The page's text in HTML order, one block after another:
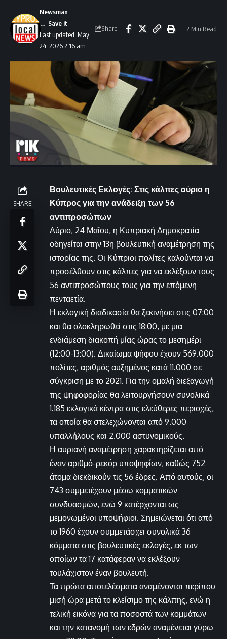
Last updated: May
24, 2026 2:16 am
Newsman
Share 2 Min Read
SHARE
Βουλευτικές Εκλογές: Στις κάλπες αύριο η
Κύπρος για την ανάδειξη των 56
αντιπροσώπων
Αύριο, 24 Μαΐου, η Κυπριακή Δημοκρατία
οδηγείται στην 13η βουλευτική αναμέτρηση της
ιστορίας της. Οι Κύπριοι πολίτες καλούνται να
προσέλθουν στις κάλπες για να εκλέξουν τους
56 αντιπροσώπους τους για την επόμενη
πενταετία.
Η εκλογική διαδικασία θα ξεκινήσει στις 07:00
και θα ολοκληρωθεί στις 18:00, με μια
ενδιάμεση διακοπή μίας ώρας το μεσημέρι
(12:00-13:00). Δικαίωμα ψήφου έχουν 569.000
πολίτες, αριθμός αυξημένος κατά 11.000 σε
σύγκριση με το 2021. Για την ομαλή διεξαγωγή
της ψηφοφορίας θα λειτουργήσουν συνολικά
1.185 εκλογικά κέντρα στις ελεύθερες περιοχές,
τα οποία θα στελεχώνονται από 9.000
υπαλλήλους και 2.000 αστυνομικούς.
Η αυριανή αναμέτρηση χαρακτηρίζεται από
έναν αριθμό-ρεκόρ υποψηφίων, καθώς 752
άτομα διεκδικούν τις 56 έδρες. Από αυτούς, οι
743 συμμετέχουν μέσω κομματικών
συνδυασμών, ενώ 9 κατέρχονται ως
μεμονωμένοι υποψήφιοι. Σημειώνεται ότι από
το 1960 έχουν συμμετάσχει συνολικά 36
κόμματα στις βουλευτικές εκλογές, εκ των
οποίων τα 17 κατάφεραν να εκλέξουν
τουλάχιστον έναν βουλευτή.
Τα πρώτα αποτελέσματα αναμένονται περίπου
μισή ώρα μετά το κλείσιμο της κάλπης, ενώ η
τελική εικόνα για τα ποσοστά των κομμάτων
και την κατανομή των εδρών αναμένεται γύρω